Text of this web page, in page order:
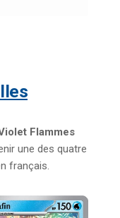
Flammes
une des quatre
français.